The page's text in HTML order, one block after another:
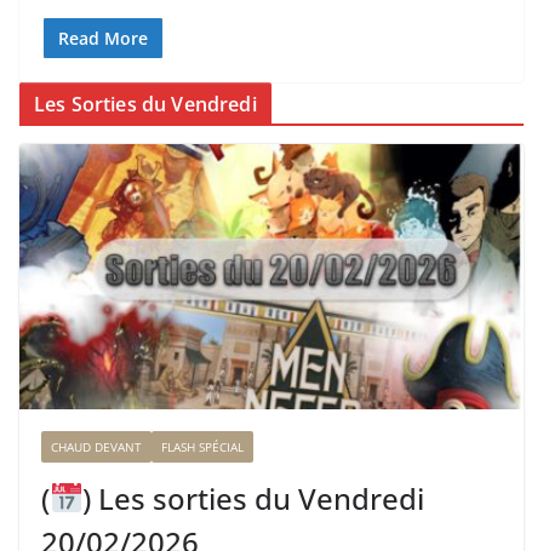
Read More
Les Sorties du Vendredi
CHAUD DEVANT FLASH SPÉCIAL
(
) Les sorties du Vendredi
20/02/2026